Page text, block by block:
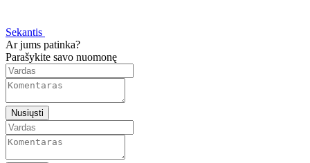
Sekantis
Ar jums patinka?
Parašykite savo nuomonę
Nusiųsti